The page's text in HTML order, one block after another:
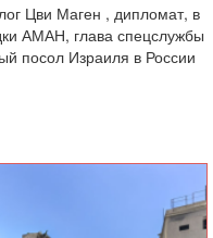
Цви Маген , дипломат, в
АМАН, глава спецслужбы
посол Израиля в России